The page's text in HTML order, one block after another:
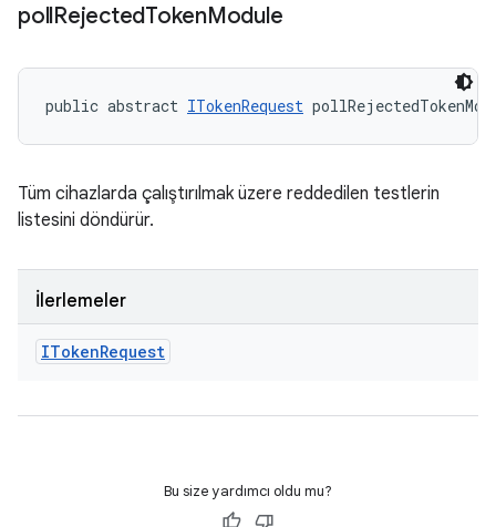
pollRejectedTokenModule
public abstract ITokenRequest
Tüm cihazlarda çalıştırılmak üzere reddedilen testlerin
listesini döndürür.
İlerlemeler
ITokenRequest
Bu size yardımcı oldu mu?